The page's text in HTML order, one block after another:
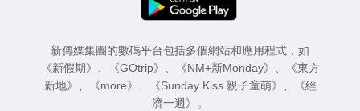
新傳媒集團的數碼平台包括多個網站和應用程式，如
《新假期》 、 《GOtrip》 、 《NM+新Monday》 、
《東方
新地》 、 《more》 、 《Sunday Kiss 親子童萌》 、
《經
濟一週》 。